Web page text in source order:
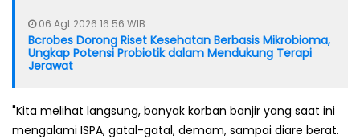
06 Agt 2026 16:56 WIB
Bcrobes Dorong Riset Kesehatan Berbasis Mikrobioma,
Ungkap Potensi Probiotik dalam Mendukung Terapi
Jerawat
"Kita melihat langsung, banyak korban banjir yang saat ini
mengalami ISPA, gatal-gatal, demam, sampai diare berat.